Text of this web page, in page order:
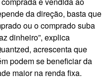
da direção, basta que
ou o comprado suba
dinheiro”, explica
acrescenta que
podem se beneficiar da
maior na renda fixa.